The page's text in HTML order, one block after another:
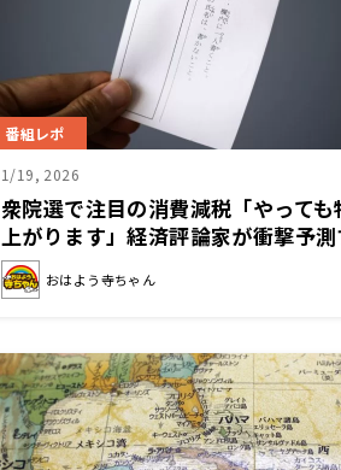
番組レポ
1/19, 2026
衆院選で注目の消費減税「やっても
上がります」経済評論家が衝撃予
ワケ
おはよう寺ちゃん